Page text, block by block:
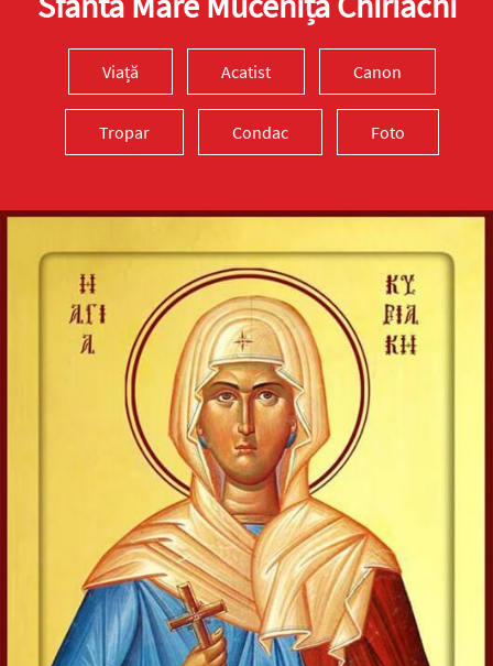
Viață Acatist Canon
Tropar Condac Foto